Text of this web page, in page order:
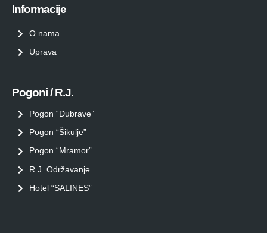
Informacije
O nama
Uprava
Pogoni / R.J.
Pogon “Dubrave”
Pogon “Šikulje”
Pogon “Mramor”
R.J. Održavanje
Hotel “SALINES”